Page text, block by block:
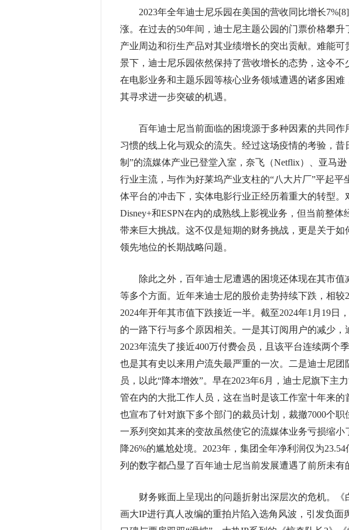
2023年全年迪士尼乐园在美国的营收同比增长
涨。在过去的50年间，迪士尼主题公园的门票价格攀
产业周边和衍生产品对其业绩增长的突出贡献。难能
景下，迪士尼乐园依然保持了营收增长的态势，这令不
在电影业务和主题乐园等核心业务领域遭遇的诸多困
其寻求进一步突破的机遇。
百年迪士尼当前面临的困境源于多种因素的共同作
习惯的线上化与观众的流失。经过这场疫情的考验，
制”的流媒体产业已登堂入室，奈飞（Netflix）、亚马逊
行业主流，与作为好莱坞产业支柱的“八大片厂”平起
体平台的冲击下，实体电影行业正经历着重大的转型
Disney+和ESPN在内的成熟线上影视业务，但当前整
带来巨大挑战。这不仅是短期的财务挑战，更是关于
领先地位的长期战略问题。
除此之外，百年迪士尼遭遇的困境还体现在其市值
等多个方面。近年来迪士尼的股价走势持续下跌，相较
2024年开年其市值下跌接近一半。截至2024年1月19日
的一路下行与多个原因相关。一是其订阅用户的减少，
2023年流失了接近400万付费会员，且该平台连续两个
也是其有史以来用户流失最严重的一次。二是迪士尼
员，以此“降本增效”。早在2023年6月，迪士尼旗下主
管在内的大批工作人员，这在当时是该工作室十年来的
也宣布了针对旗下多个部门的裁员计划，裁撤7000个
一系列突如其来的变故虽然使它的流媒体业务亏损缩
降26%的尴尬处境。2023年，集团全年净利润仅为
列的数字都凸显了百年迪士尼当前发展遭遇了前所未有
财务账面上呈现出的问题折射出深层次的危机。《
画大IP进行真人改编的重拍片陷入选角风波，引发负面